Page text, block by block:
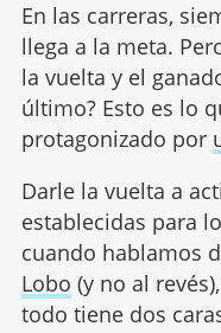
En las carreras,
llega a la meta.
la vuelta y el
último? Esto es lo
protagonizado por
Darle la vuelta a
establecidas para
cuando hablamos
Lobo (y no al
todo tiene dos